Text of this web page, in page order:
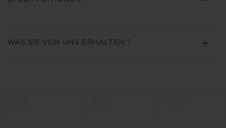
WAS SIE VON UNS ERHALTEN ?